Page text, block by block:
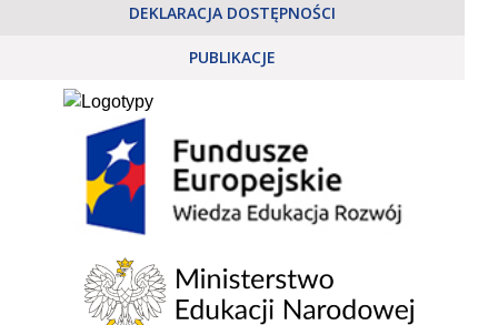
DEKLARACJA DOSTĘPNOŚCI
PUBLIKACJE